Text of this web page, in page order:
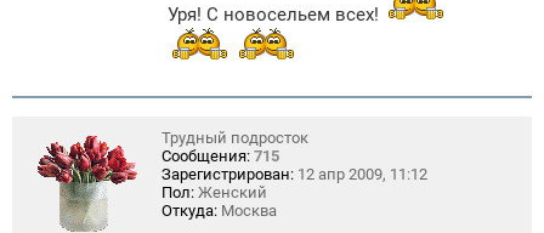
Уря! С новосельем всех!
Трудный подросток
Сообщения: 715
Зарегистрирован: 12 апр 2009, 11:12
Пол: Женский
Откуда: Москва